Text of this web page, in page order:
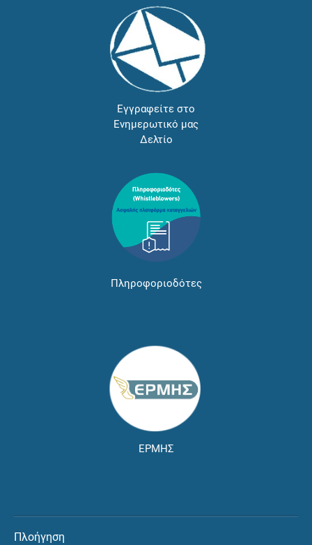
Εγγραφείτε στο
Ενημερωτικό μας
Δελτίο
Πληροφοριοδότες
ΕΡΜΗΣ
Πλοήγηση